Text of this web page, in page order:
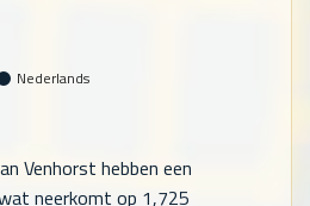
Nederlands
Venhorst hebben een
neerkomt op 1,725